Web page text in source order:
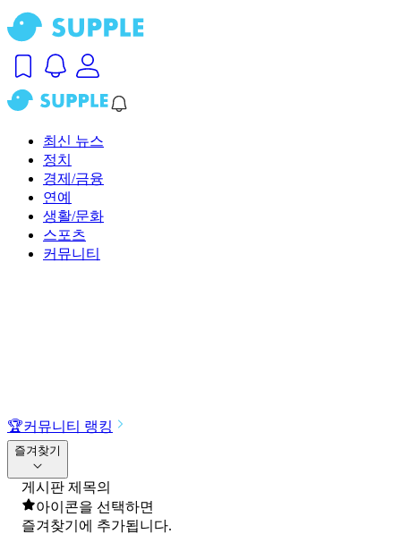
최신 뉴스
정치
경제/금융
연예
생활/문화
스포츠
커뮤니티
🏆커뮤니티 랭킹
즐겨찾기
게시판 제목의
아이콘을 선택하면
즐겨찾기에 추가됩니다.